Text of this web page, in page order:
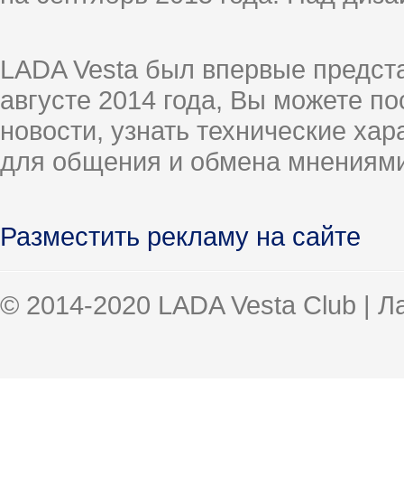
LADA Vesta был впервые
августе 2014 года, Вы можете
новости, узнать технические
для общения и обмена
Разместить рекламу на сайте
© 2014-2020 LADA Vesta Club |